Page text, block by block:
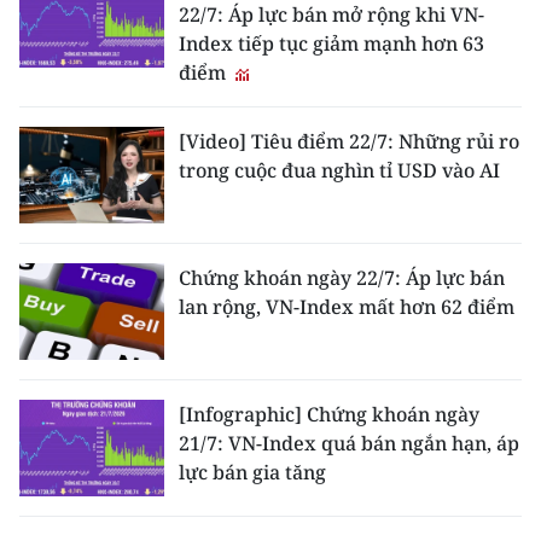
ĐỌC BÁO IN
中文
FRANÇAIS
РУССКИЙ
ESPAÑOL
22/7: Áp lực bán mở rộng khi VN-
Index tiếp tục giảm mạnh hơn 63
điểm
[Video] Tiêu điểm 22/7: Những rủi ro
trong cuộc đua nghìn tỉ USD vào AI
Chứng khoán ngày 22/7: Áp lực bán
lan rộng, VN-Index mất hơn 62 điểm
[Infographic] Chứng khoán ngày
21/7: VN-Index quá bán ngắn hạn, áp
lực bán gia tăng